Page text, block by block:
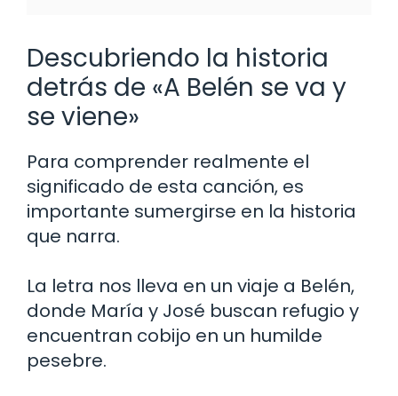
Descubriendo la historia
detrás de «A Belén se va y
se viene»
Para comprender realmente el
significado de esta canción, es
importante sumergirse en la historia
que narra.
La letra nos lleva en un viaje a Belén,
donde María y José buscan refugio y
encuentran cobijo en un humilde
pesebre.